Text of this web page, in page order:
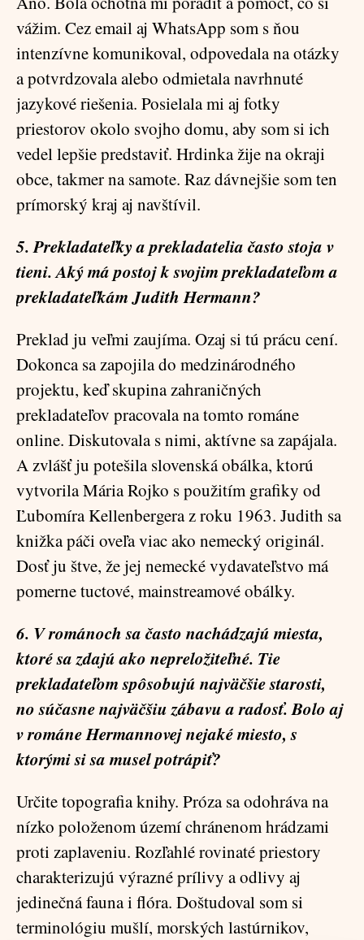
vážim. Cez email aj WhatsApp som s ňou
intenzívne komunikoval, odpovedala na otázky
a potvrdzovala alebo odmietala navrhnuté
jazykové riešenia. Posielala mi aj fotky
priestorov okolo svojho domu, aby som si ich
vedel lepšie predstaviť. Hrdinka žije na okraji
obce, takmer na samote. Raz dávnejšie som ten
prímorský kraj aj navštívil.
5. Prekladateľky a prekladatelia často stoja v
tieni. Aký má postoj k svojim prekladateľom a
prekladateľkám Judith Hermann?
Preklad ju veľmi zaujíma. Ozaj si tú prácu cení.
Dokonca sa zapojila do medzinárodného
projektu, keď skupina zahraničných
prekladateľov pracovala na tomto románe
online. Diskutovala s nimi, aktívne sa zapájala.
A zvlášť ju potešila slovenská obálka, ktorú
vytvorila Mária Rojko s použitím grafiky od
Ľubomíra Kellenbergera z roku 1963. Judith sa
knižka páči oveľa viac ako nemecký originál.
Dosť ju štve, že jej nemecké vydavateľstvo má
pomerne tuctové, mainstreamové obálky.
6. V románoch sa často nachádzajú miesta,
ktoré sa zdajú ako nepreložiteľné. Tie
prekladateľom spôsobujú najväčšie starosti,
no súčasne najväčšiu zábavu a radosť. Bolo aj
v románe Hermannovej nejaké miesto, s
ktorými si sa musel potrápiť?
Určite topografia knihy. Próza sa odohráva na
nízko položenom území chránenom hrádzami
proti zaplaveniu. Rozľahlé rovinaté priestory
charakterizujú výrazné prílivy a odlivy aj
jedinečná fauna i flóra. Doštudoval som si
terminológiu mušlí, morských lastúrnikov,